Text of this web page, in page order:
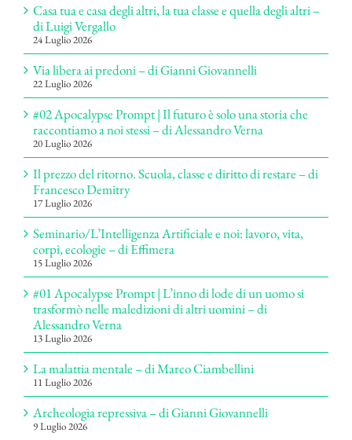
Casa tua e casa degli altri, la tua classe e quella degli altri –
di Luigi Vergallo
24 Luglio 2026
Via libera ai predoni – di Gianni Giovannelli
22 Luglio 2026
#02 Apocalypse Prompt | Il futuro è solo una storia che
raccontiamo a noi stessi – di Alessandro Verna
20 Luglio 2026
Il prezzo del ritorno. Scuola, classe e diritto di restare – di
Francesco Demitry
17 Luglio 2026
Seminario/L’Intelligenza Artificiale e noi: lavoro, vita,
corpi, ecologie – di Effimera
15 Luglio 2026
#01 Apocalypse Prompt | L’inno di lode di un uomo si
trasformò nelle maledizioni di altri uomini – di
Alessandro Verna
13 Luglio 2026
La malattia mentale – di Marco Ciambellini
11 Luglio 2026
Archeologia repressiva – di Gianni Giovannelli
9 Luglio 2026